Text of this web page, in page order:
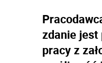
zdanie jest
pracy z